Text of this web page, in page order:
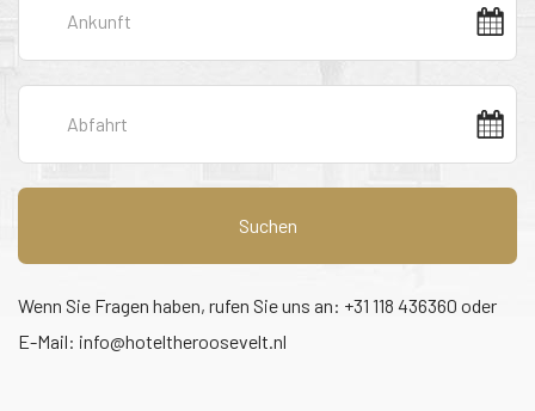
Suchen
Wenn Sie Fragen haben, rufen Sie uns an: +31 118 436360 oder
E-Mail: info@hoteltheroosevelt.nl